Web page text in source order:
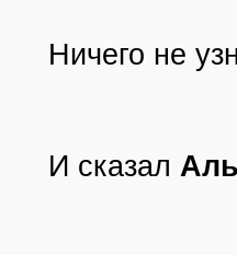
Ничего не
И сказал